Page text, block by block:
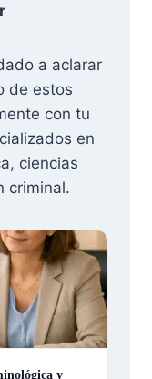
a aclarar
de estos
con tu
en
ciencias
criminal.
y